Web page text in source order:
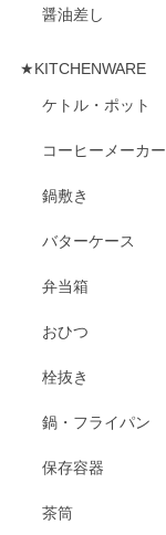
醤油差し
★KITCHENWARE
ケトル・ポット
コーヒーメーカー
鍋敷き
バターケース
弁当箱
おひつ
栓抜き
鍋・フライパン
保存容器
茶筒